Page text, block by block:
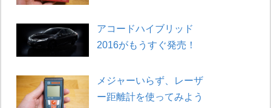
アコードハイブリッド
2016がもうすぐ発売！
メジャーいらず、レーザ
ー距離計を使ってみよう